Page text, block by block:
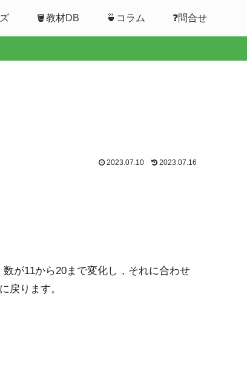
🪣教材DB 🍵コラム ❓問合せ
2023.07.10 2023.07.16
が11から20まで変化し，それに合わせ
戻ります。